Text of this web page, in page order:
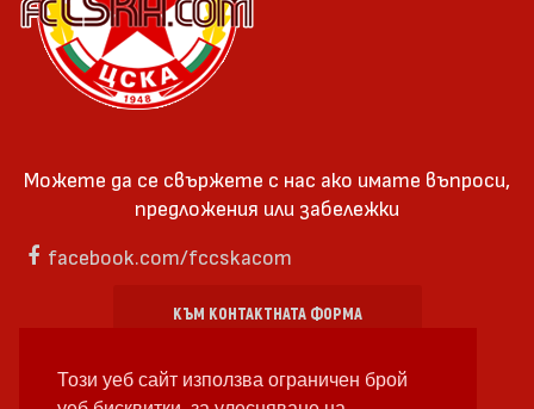
Този уеб сайт използва ограничен брой
Можете да се свържете с нас ако имате въпроси,
предложения или забележки
facebook.com/fccskacom
КЪМ КОНТАКТНАТА ФОРМА